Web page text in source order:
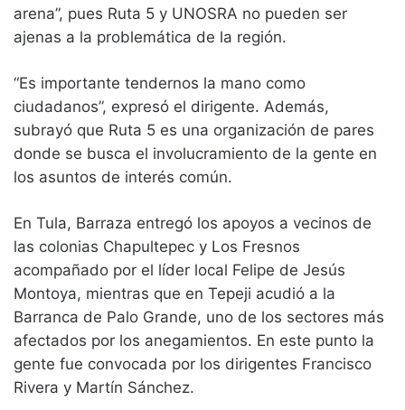
arena”, pues Ruta 5 y UNOSRA no pueden ser
ajenas a la problemática de la región.
“Es importante tendernos la mano como
ciudadanos”, expresó el dirigente. Además,
subrayó que Ruta 5 es una organización de pares
donde se busca el involucramiento de la gente en
los asuntos de interés común.
En Tula, Barraza entregó los apoyos a vecinos de
las colonias Chapultepec y Los Fresnos
acompañado por el líder local Felipe de Jesús
Montoya, mientras que en Tepeji acudió a la
Barranca de Palo Grande, uno de los sectores más
afectados por los anegamientos. En este punto la
gente fue convocada por los dirigentes Francisco
Rivera y Martín Sánchez.